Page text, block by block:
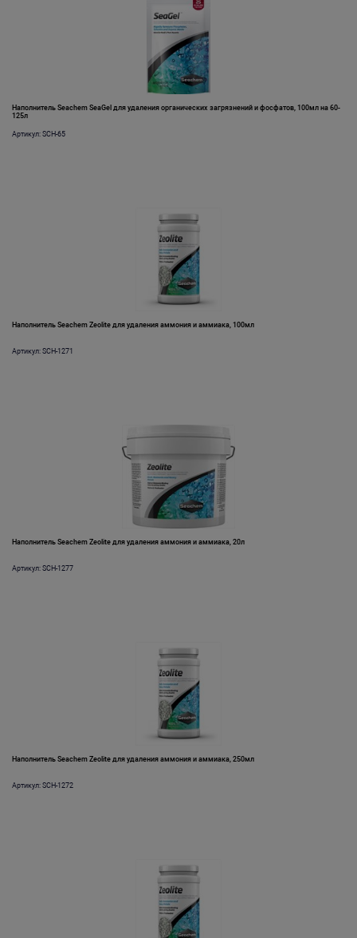
Наполнитель Seachem SeaGel для удаления органических загрязнений и фосфатов, 100мл на 60-
125л
Артикул: SCH-65
Наполнитель Seachem Zeolite для удаления аммония и аммиака, 100мл
Артикул: SCH-1271
Наполнитель Seachem Zeolite для удаления аммония и аммиака, 20л
Артикул: SCH-1277
Наполнитель Seachem Zeolite для удаления аммония и аммиака, 250мл
Артикул: SCH-1272